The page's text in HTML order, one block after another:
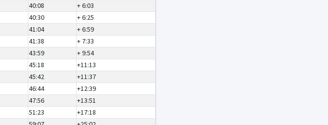
40:08
+ 6:03
40:30
+ 6:25
41:04
+ 6:59
41:38
+ 7:33
43:59
+ 9:54
45:18
+11:13
45:42
+11:37
46:44
+12:39
47:56
+13:51
51:23
+17:18